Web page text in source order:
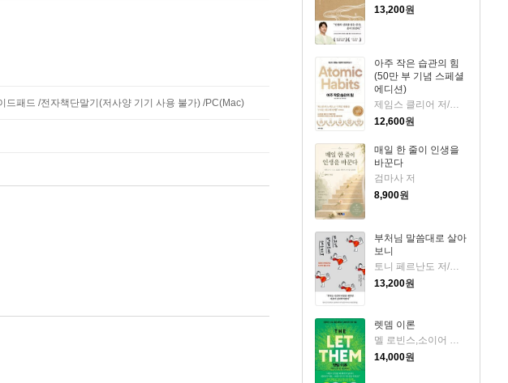
13,200원
아주 작은 습관의 힘
(50만 부 기념 스페셜
에디션)
제임스 클리어 저/이한이 역
12,600원
매일 한 줄이 인생을
바꾼다
검마사 저
8,900원
부처님 말씀대로 살아
보니
토니 페르난도 저/강정선 역
13,200원
렛뎀 이론
멜 로빈스,소이어 로빈스 저/윤효원 역
14,000원
패드 /전자책단말기(저사양 기기 사용 불가) /PC(Mac)